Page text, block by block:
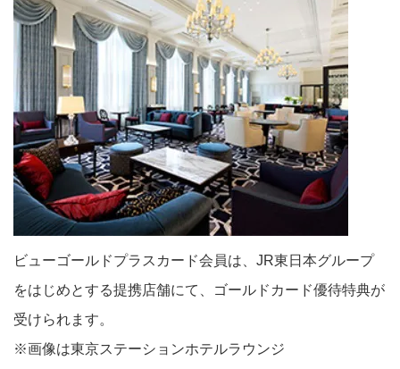
ビューゴールドプラスカード会員は、JR東日本グループ
をはじめとする提携店舗にて、ゴールドカード優待特典が
受けられます。
※画像は東京ステーションホテルラウンジ